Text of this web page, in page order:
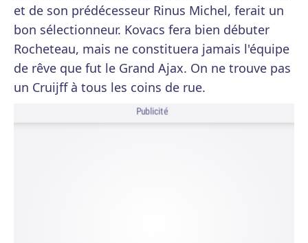
et de son prédécesseur Rinus Michel, ferait un
bon sélectionneur. Kovacs fera bien débuter
Rocheteau, mais ne constituera jamais l'équipe
de rêve que fut le Grand Ajax. On ne trouve pas
un Cruijff à tous les coins de rue.
Publicité